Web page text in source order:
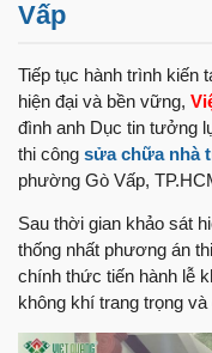
Vấp
Tiếp tục hành trình kiến
hiện đại và bền vững,
đình anh Dục tin tưởng
thi công sửa chữa nhà
phường Gò Vấp,
Sau thời gian khảo sát
thống nhất phương án
chính thức tiến hành lễ
không khí trang trọng